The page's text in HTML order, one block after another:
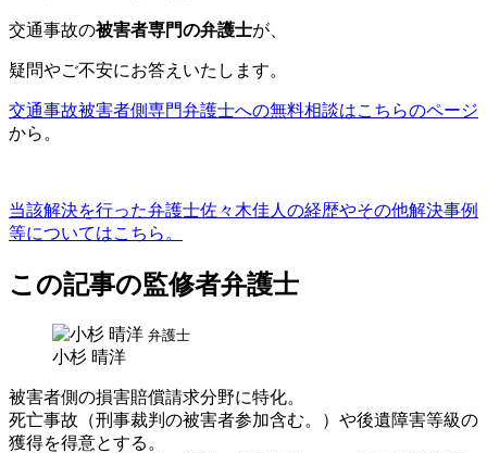
交通事故の被害者専門の弁護士が、
疑問やご不安にお答えいたします。
交通事故被害者側専門弁護士への無料相談はこちらのページ
から。
当該解決を行った弁護士佐々木佳人の経歴やその他解決事例
等についてはこちら。
この記事の監修者弁護士
弁護士
小杉 晴洋
被害者側の損害賠償請求分野に特化。
死亡事故（刑事裁判の被害者参加含む。）や後遺障害等級の
獲得を得意とする。